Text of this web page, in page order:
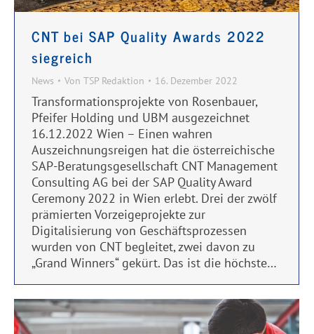
CNT bei SAP Quality Awards 2022
siegreich
News Von TSP Redaktion 16. Dezember 2022
Transformationsprojekte von Rosenbauer,
Pfeifer Holding und UBM ausgezeichnet
16.12.2022 Wien – Einen wahren
Auszeichnungsreigen hat die österreichische
SAP-Beratungsgesellschaft CNT Management
Consulting AG bei der SAP Quality Award
Ceremony 2022 in Wien erlebt. Drei der zwölf
prämierten Vorzeigeprojekte zur
Digitalisierung von Geschäftsprozessen
wurden von CNT begleitet, zwei davon zu
„Grand Winners“ gekürt. Das ist die höchste…